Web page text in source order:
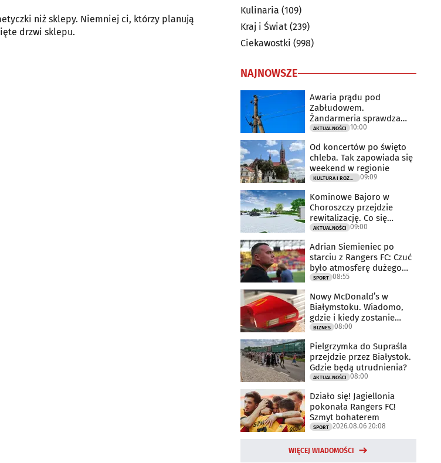
niż sklepy. Niemniej ci, którzy planują
drzwi sklepu.
Kulinaria (109)
Kraj i Świat (239)
Ciekawostki (998)
NAJNOWSZE
Awaria prądu pod
Zabłudowem.
Żandarmeria sprawdza
udział śmigłowca
AKTUALNOŚCI 10:00
Od koncertów po święto
chleba. Tak zapowiada się
weekend w regionie
09:09
Kominowe Bajoro w
Choroszczy przejdzie
rewitalizację. Co się
zmieni?
AKTUALNOŚCI 09:00
Adrian Siemieniec po
starciu z Rangers FC: Czuć
było atmosferę dużego
meczu
SPORT 08:55
Nowy McDonald’s w
Białymstoku. Wiadomo,
gdzie i kiedy zostanie
otwarty
BIZNES 08:00
Pielgrzymka do Supraśla
przejdzie przez Białystok.
Gdzie będą utrudnienia?
AKTUALNOŚCI 08:00
Działo się! Jagiellonia
pokonała Rangers FC!
Szmyt bohaterem
SPORT 2026.08.06 20:08
WIĘCEJ WIADOMOŚCI